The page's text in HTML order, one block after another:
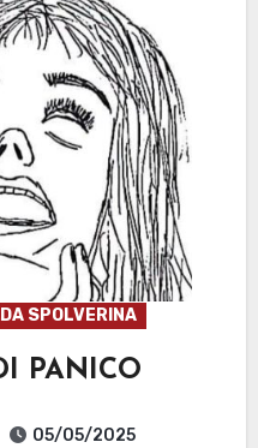
SPOLVERINA
PANICO
05/05/2025